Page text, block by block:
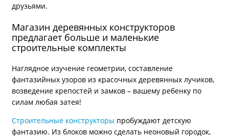
друзьями.
Магазин деревянных конструкторов
предлагает больше и маленькие
строительные комплекты
Наглядное изучение геометрии, составление
фантазийных узоров из красочных деревянных лучиков,
возведение крепостей и замков – вашему ребенку по
силам любая затея!
Строительные конструкторы пробуждают детскую
фантазию. Из блоков можно сделать неоновый городок,